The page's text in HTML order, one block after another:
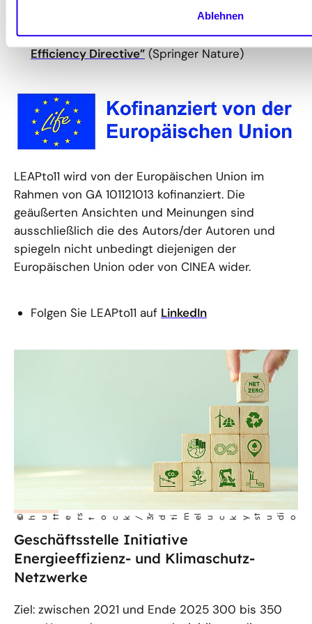
Ablehnen
management systems to inform the
implementation of the European Energy
Efficiency Directive” (Springer Nature)
LEAPto11 wird von der Europäischen Union im
Rahmen von GA 101121013 kofinanziert. Die
geäußerten Ansichten und Meinungen sind
ausschließlich die des Autors/der Autoren und
spiegeln nicht unbedingt diejenigen der
Europäischen Union oder von CINEA wider.
Folgen Sie LEAPto11 auf LinkedIn
©
shut t
er s
tock/3 r
d
t
i m
e l
uckys t
ud i o
Geschäftsstelle Initiative
Energieeffizienz- und Klimaschutz-
Netzwerke
Ziel: zwischen 2021 und Ende 2025 300 bis 350